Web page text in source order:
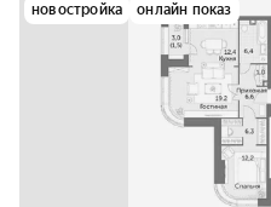
новостройка онлайн показ